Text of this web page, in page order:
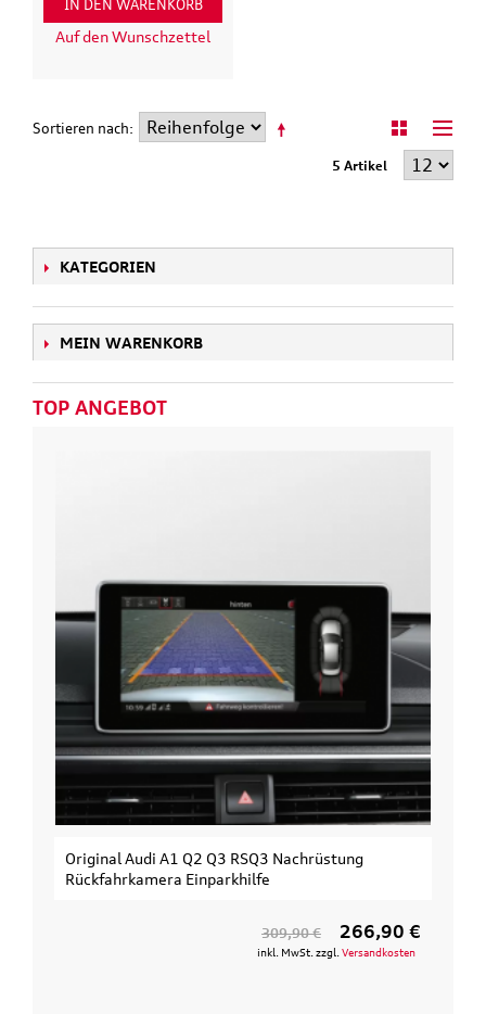
IN DEN WARENKORB
Auf den Wunschzettel
Sortieren nach
5 Artikel
KATEGORIEN
MEIN WARENKORB
TOP ANGEBOT
Original Audi A1 Q2 Q3 RSQ3 Nachrüstung
Rückfahrkamera Einparkhilfe
309,90 € 266,90 €
inkl. MwSt. zzgl. Versandkosten